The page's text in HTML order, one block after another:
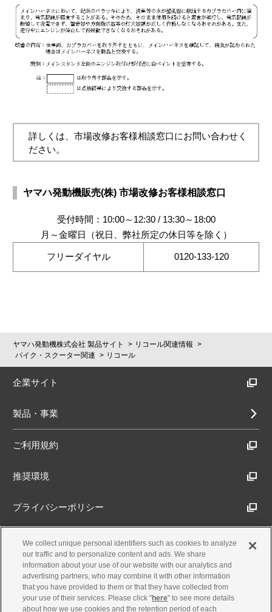
詳しくは、市場改修お客様相談窓口にお問い合わせく
ださい。
ヤマハ発動機販売(株) 市場改修お客様相談窓口
受付時間：10:00～12:30 / 13:30～18:00
月～金曜日（祝日、弊社所定の休日等を除く）
フリーダイヤル 0120-133-120
ヤマハ発動機株式会社 製品サイト
リコール関連情報
バイク・スクーター関連
リコール
企業サイト
製品・事業
ご利用規約
推奨環境
プライバシーポリシー
Cookieポリシー
アクセシビリティ方針
We collect unique personal identifiers such as cookies to analyze
our traffic and to personalize content and ads. We share
information about your use of our website with our analytics and
advertising partners, who may combine it with other information
that you have provided to them or that they have collected from
your use of their services. Please click "here" to see more details
about how we use cookies and the retention period of each